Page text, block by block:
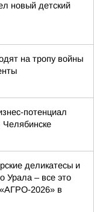
новый детский
на тропу войны
потенциал
Челябинске
деликатесы и
Урала – все это
2026» в